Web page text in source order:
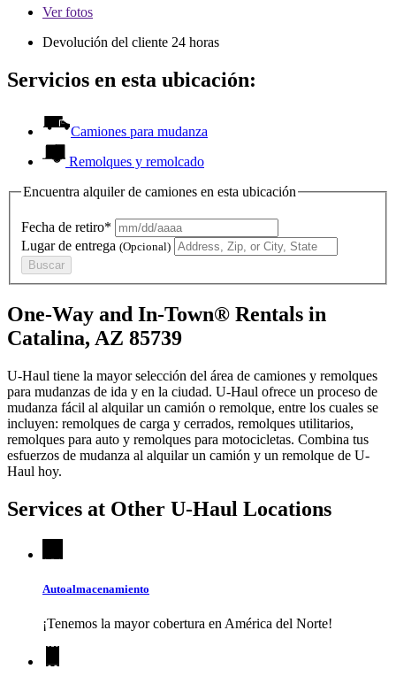
Verfotos
Devolución del cliente 24 horas
Servicios en esta ubicación:
Camiones para mudanza
Remolques y remolcado
Encuentra alquiler de camiones en esta ubicación
Fecha de retiro*
Lugar de entrega (Opcional)
Buscar
One-Way and In-Town® Rentals in
Catalina, AZ 85739
U-Haul tiene la mayor selección del área de camiones y remolques
para mudanzas de ida y en la ciudad. U-Haul ofrece un proceso de
mudanza fácil al alquilar un camión o remolque, entre los cuales se
incluyen: remolques de carga y cerrados, remolques utilitarios,
remolques para auto y remolques para motocicletas. Combina tus
esfuerzos de mudanza al alquilar un camión y un remolque de U-
Haul hoy.
Services at Other U-Haul Locations
Autoalmacenamiento
¡Tenemos la mayor cobertura en América del Norte!